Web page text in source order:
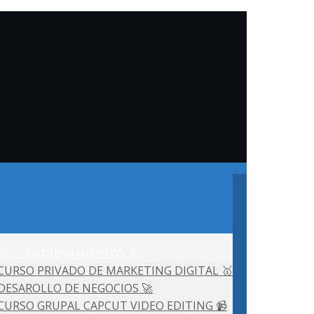
PRIVADO DE MARKETING DIGITAL 🥇
DE NEGOCIOS 🚀
GRUPAL CAPCUT VIDEO EDITING 📹